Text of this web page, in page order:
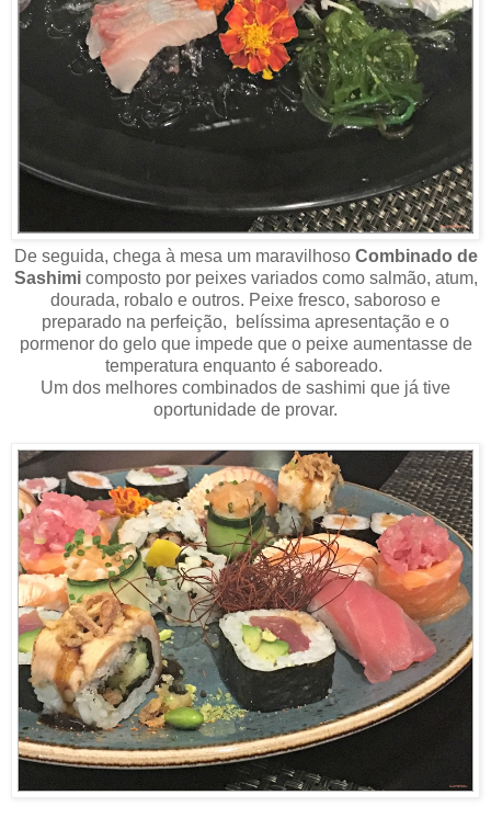
De seguida, chega à mesa um maravilhoso Combinado de
Sashimicomposto por peixes variados como salmão, atum,
dourada, robalo e outros. Peixe fresco, saboroso e
preparado na perfeição, belíssima apresentação e o
pormenor do gelo que impede que o peixe aumentasse de
temperatura enquanto é saboreado.
Um dos melhores combinados de sashimi que já tive
oportunidade de provar.